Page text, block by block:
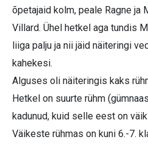
õpetajaid kolm, peale Ragne ja
Villard. Ühel hetkel aga tundis
liiga palju ja nii jäid näiteringi
kahekesi.
Alguses oli näiteringis kaks
Hetkel on suurte rühm
kadunud, kuid selle eest on
Väikeste rühmas on kuni 6.-7.